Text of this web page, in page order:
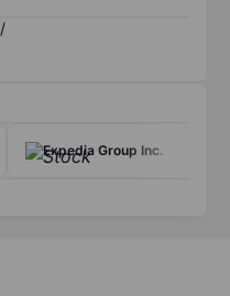
/
Expedia Group Inc.